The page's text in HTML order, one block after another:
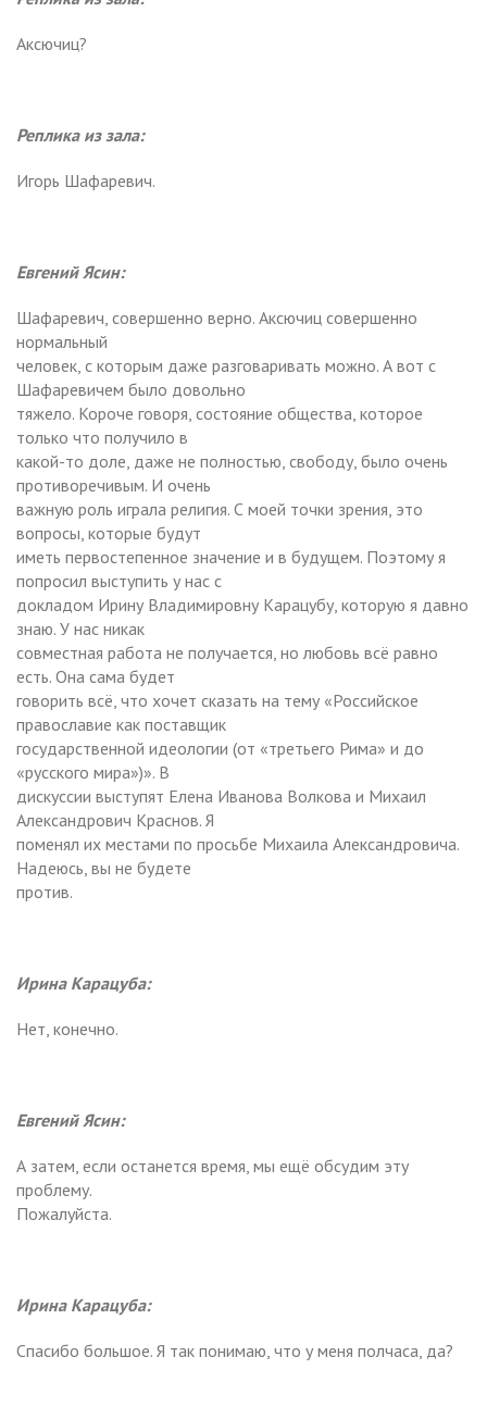
Аксючиц?
Реплика из зала:
Игорь Шафаревич.
Евгений Ясин:
Шафаревич, совершенно верно. Аксючиц совершенно
нормальный
человек, с которым даже разговаривать можно. А вот с
Шафаревичем было довольно
тяжело. Короче говоря, состояние общества, которое
только что получило в
какой-то доле, даже не полностью, свободу, было очень
противоречивым. И очень
важную роль играла религия. С моей точки зрения, это
вопросы, которые будут
иметь первостепенное значение и в будущем. Поэтому я
попросил выступить у нас с
докладом Ирину Владимировну Карацубу, которую я давно
знаю. У нас никак
совместная работа не получается, но любовь всё равно
есть. Она сама будет
говорить всё, что хочет сказать на тему «Российское
православие как поставщик
государственной идеологии (от «третьего Рима» и до
«русского мира»)». В
дискуссии выступят Елена Иванова Волкова и Михаил
Александрович Краснов. Я
поменял их местами по просьбе Михаила Александровича.
Надеюсь, вы не будете
против.
Ирина Карацуба:
Нет, конечно.
Евгений Ясин:
А затем, если останется время, мы ещё обсудим эту
проблему.
Пожалуйста.
Ирина Карацуба:
Спасибо большое. Я так понимаю, что у меня полчаса, да?